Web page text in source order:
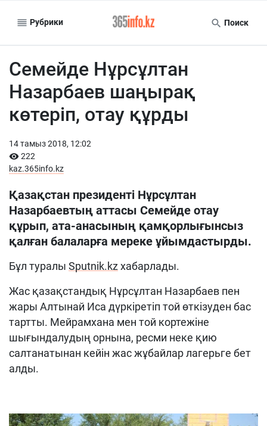
Рубрики Поиск
Семейде Нұрсұлтан
Назарбаев шаңырақ
көтеріп, отау құрды
14 тамыз 2018, 12:02
222
kaz.365info.kz
Қазақстан президенті Нұрсұлтан
Назарбаевтың аттасы Семейде отау
құрып, ата-анасының қамқорлығынсыз
қалған балаларға мереке ұйымдастырды.
Бұл туралы Sputnik.kzхабарлады.
Жас қазақстандық Нұрсұлтан Назарбаев пен
жары Алтынай Иса дүркіретіп той өткізуден бас
тартты. Мейрамхана мен той кортежіне
шығындалудың орнына, ресми неке қию
салтанатынан кейін жас жұбайлар лагерьге бет
алды.